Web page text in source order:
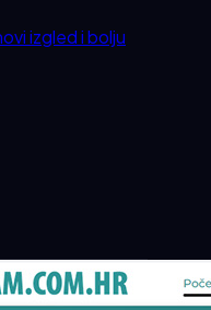
izgled i bolju